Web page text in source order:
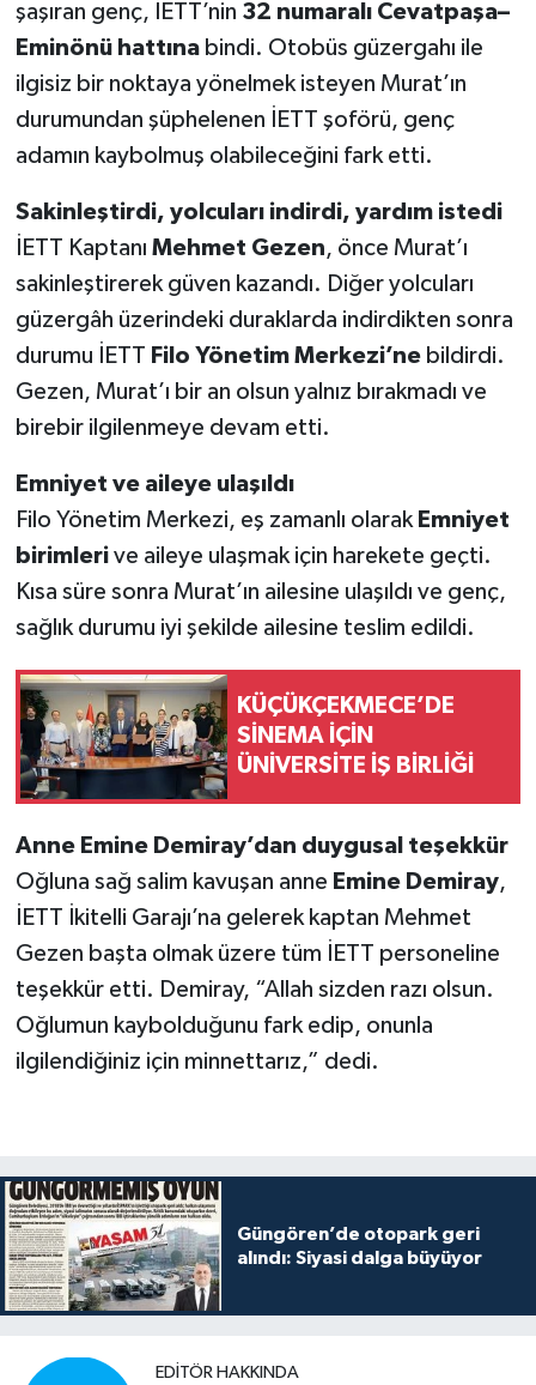
şaşıran genç, İETT’nin 32 numaralı Cevatpaşa–
Eminönü hattınabindi. Otobüs güzergahı ile
ilgisiz bir noktaya yönelmek isteyen Murat’ın
durumundan şüphelenen İETT şoförü, genç
adamın kaybolmuş olabileceğini fark etti.
Sakinleştirdi, yolcuları indirdi, yardım istedi
İETT Kaptanı Mehmet Gezen, önce Murat’ı
sakinleştirerek güven kazandı. Diğer yolcuları
güzergâh üzerindeki duraklarda indirdikten sonra
durumu İETT Filo Yönetim Merkezi’nebildirdi.
Gezen, Murat’ı bir an olsun yalnız bırakmadı ve
birebir ilgilenmeye devam etti.
Emniyet ve aileye ulaşıldı
Filo Yönetim Merkezi, eş zamanlı olarak Emniyet
birimlerive aileye ulaşmak için harekete geçti.
Kısa süre sonra Murat’ın ailesine ulaşıldı ve genç,
sağlık durumu iyi şekilde ailesine teslim edildi.
KÜÇÜKÇEKMECE’DE
SİNEMA İÇİN
ÜNİVERSİTE İŞ BİRLİĞİ
Anne Emine Demiray’dan duygusal teşekkür
Oğluna sağ salim kavuşan anne Emine Demiray,
İETT İkitelli Garajı’na gelerek kaptan Mehmet
Gezen başta olmak üzere tüm İETT personeline
teşekkür etti. Demiray, “Allah sizden razı olsun.
Oğlumun kaybolduğunu fark edip, onunla
ilgilendiğiniz için minnettarız,” dedi.
Güngören’de otopark geri
alındı: Siyasi dalga büyüyor
EDITÖR HAKKINDA